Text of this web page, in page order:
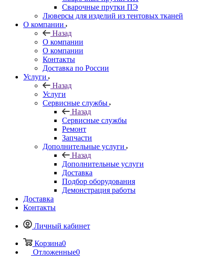
Сварочные прутки ПЭ
Люверсы для изделий из тентовых тканей
О компании
Назад
О компании
О компании
Контакты
Доставка по России
Услуги
Назад
Услуги
Сервисные службы
Назад
Сервисные службы
Ремонт
Запчасти
Дополнительные услуги
Назад
Дополнительные услуги
Доставка
Подбор оборудования
Демонстрация работы
Доставка
Контакты
Личный кабинет
Корзина0
Отложенные0